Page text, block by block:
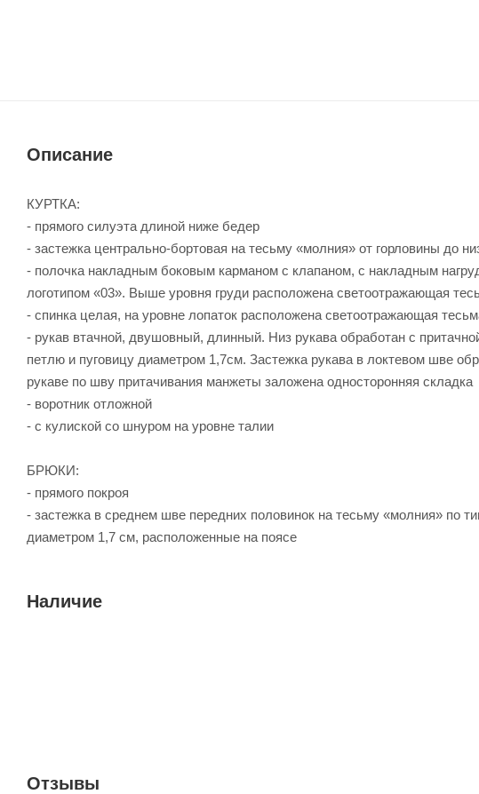
Описание
КУРТКА:
- прямого силуэта длиной ниже бедер
- застежка центрально-бортовая на тесьму «молния» от горловины до
- полочка накладным боковым карманом с клапаном, с накладным
логотипом «03». Выше уровня груди расположена светоотражающая
- спинка целая, на уровне лопаток расположена светоотражающая
- рукав втачной, двушовный, длинный. Низ рукава обработан с
петлю и пуговицу диаметром 1,7см. Застежка рукава в локтевом шве
рукаве по шву притачивания манжеты заложена односторонняя складка
- воротник отложной
- с кулиской со шнуром на уровне талии
БРЮКИ:
- прямого покроя
- застежка в среднем шве передних половинок на тесьму «молния» по
диаметром 1,7 см, расположенные на поясе
Наличие
Отзывы